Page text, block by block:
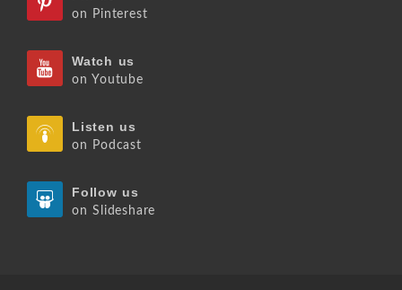
on Pinterest
Watch us
on Youtube
Listen us
on Podcast
Follow us
on Slideshare